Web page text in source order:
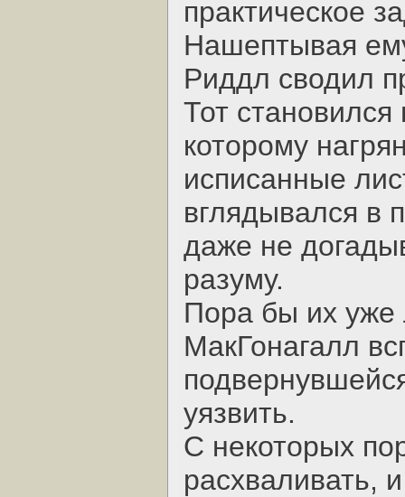
практическое
Нашептывая
Риддл сводил
Тот
которому
исписанные
вглядывался в
даже не
разуму.
Пора бы их уже
МакГонагалл
уязвить.
С некоторых
расхваливать,